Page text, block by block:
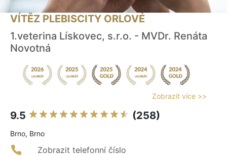
VÍTĚZ PLEBISCITY ORLOVÉ
1.veterina Lískovec, s.r.o. - MVDr. Renáta
Novotná
Zobrazit více >>
9.5 (258)
Brno, Brno
Zobrazit telefonní číslo